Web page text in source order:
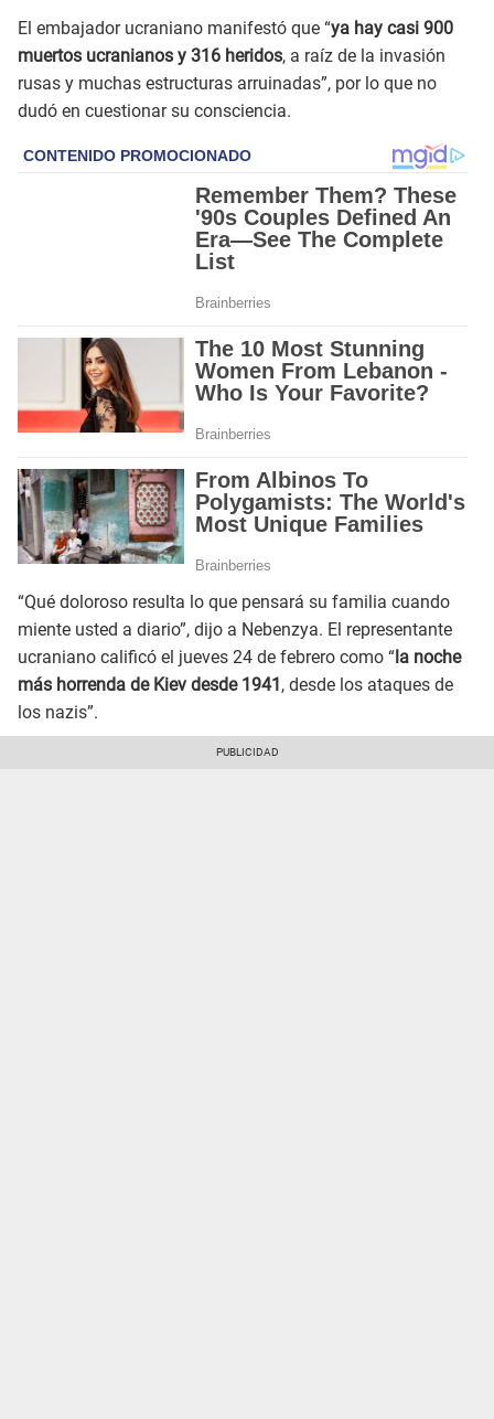
El embajador ucraniano manifestó que “ya hay casi 900
muertos ucranianos y 316 heridos, a raíz de la invasión
rusas y muchas estructuras arruinadas”, por lo que no
dudó en cuestionar su consciencia.
“Qué doloroso resulta lo que pensará su familia cuando
miente usted a diario”, dijo a Nebenzya. El representante
ucraniano calificó el jueves 24 de febrero como “la noche
más horrenda de Kiev desde 1941, desde los ataques de
los nazis”.